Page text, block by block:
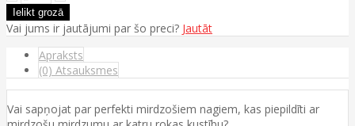
Vai jums ir jautājumi par šo preci? Jautāt
Apraksts
(0) Atsauksmes
Vai sapņojat par perfekti mirdzošiem nagiem, kas piepildīti ar